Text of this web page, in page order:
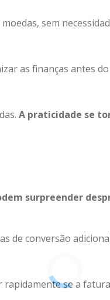
sem
as finanças antes
A praticidade se
surpreender
de conversão
rapidamente se a